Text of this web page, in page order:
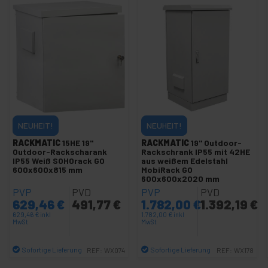
Freizeit +
NEUHEIT!
RACKMATIC15HE 19"
Outdoor-Rackscharank
IP55 Weiß SOHOrack GO
600x600x815 mm
PVP
629,46€
629,46 € inkl
MwSt
PVD
491,77 €
Sofortige Lieferung REF: WX074
NEUHEIT!
RACKMATIC19" Outdoor-
Rackschrank IP55 mit 42HE
aus weißem Edelstahl
MobiRack GO
600x600x2020 mm
PVP
1.782,00 €
1.782,00 € inkl
MwSt
PVD
1.392,19 €
Sofortige Lieferung REF: WX178